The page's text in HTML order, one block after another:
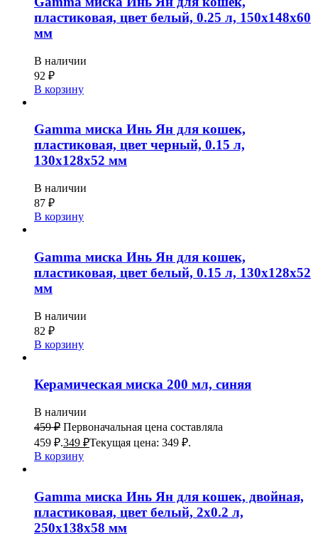
пластиковая, цвет белый, 0.25 л, 150x148x60
мм
В наличии
92 ₽
В корзину
Gamma миска Инь Ян для кошек,
пластиковая, цвет черный, 0.15 л,
130x128x52 мм
В наличии
87 ₽
В корзину
Gamma миска Инь Ян для кошек,
пластиковая, цвет белый, 0.15 л, 130x128x52
мм
В наличии
82 ₽
В корзину
Керамическая миска 200 мл, синяя
В наличии
459₽ Первоначальная цена составляла
459 ₽.349 ₽Текущая цена: 349 ₽.
В корзину
Gamma миска Инь Ян для кошек, двойная,
пластиковая, цвет белый, 2х0.2 л,
250x138x58 мм